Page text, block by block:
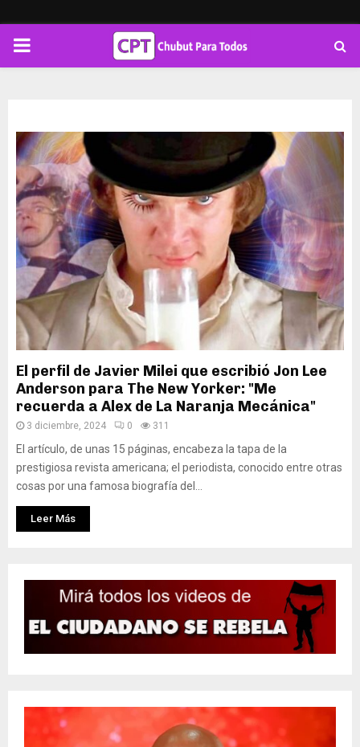
PRIMARY
El perfil de Javier Milei que escribió Jon Lee
Anderson para The New Yorker: "Me
recuerda a Alex de La Naranja Mecánica"
3 diciembre, 2024 0 311
El artículo, de unas 15 páginas, encabeza la tapa de la
prestigiosa revista americana; el periodista, conocido entre otras
cosas por una famosa biografía del...
Leer Más